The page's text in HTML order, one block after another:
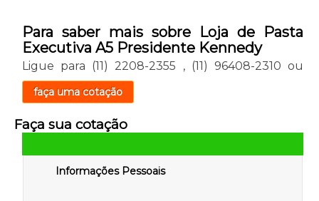
Para saber mais sobre Loja de Pasta
Executiva A5 Presidente Kennedy
Ligue para (11) 2208-2355 , (11) 96408-2310 ou
faça uma cotação
Faça sua cotação
Informações Pessoais